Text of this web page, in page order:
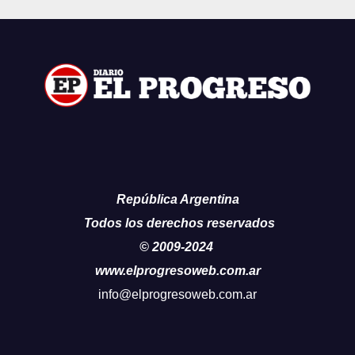
República Argentina
Todos los derechos reservados
© 2009-2024
www.elprogresoweb.com.ar
info@elprogresoweb.com.ar